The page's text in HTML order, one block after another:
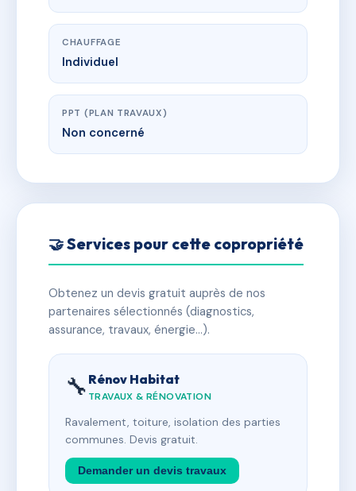
CHAUFFAGE
Individuel
PPT (PLAN TRAVAUX)
Non concerné
🤝 Services pour cette copropriété
Obtenez un devis gratuit auprès de nos
partenaires sélectionnés (diagnostics,
assurance, travaux, énergie…).
🔧 Rénov Habitat
TRAVAUX & RÉNOVATION
Ravalement, toiture, isolation des parties
communes. Devis gratuit.
Demander un devis travaux